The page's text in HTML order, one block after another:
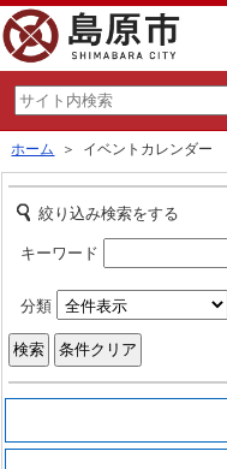
ホーム ＞ イベントカレンダー
絞り込み検索をする
キーワード
分類